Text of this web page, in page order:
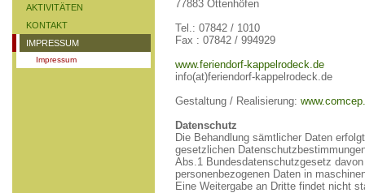
AKTIVITÄTEN
KONTAKT
IMPRESSUM
Impressum
77883 Ottenhöfen
Tel.: 07842 / 1010
Fax : 07842 / 994929
www.feriendorf-kappelrodeck.de
info(at)feriendorf-kappelrodeck.de
Gestaltung / Realisierung:
Datenschutz
Die Behandlung sämtlicher Daten
gesetzlichen
Abs.1 Bundesdatenschutzgesetz
personenbezogenen Daten in
Eine Weitergabe an Dritte findet nicht